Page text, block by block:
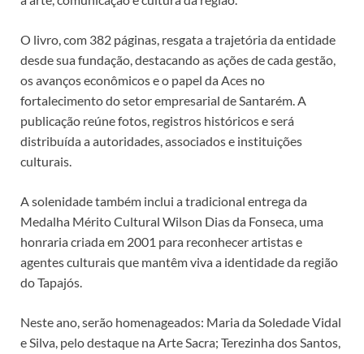
O livro, com 382 páginas, resgata a trajetória da entidade
desde sua fundação, destacando as ações de cada gestão,
os avanços econômicos e o papel da Aces no
fortalecimento do setor empresarial de Santarém. A
publicação reúne fotos, registros históricos e será
distribuída a autoridades, associados e instituições
culturais.
A solenidade também inclui a tradicional entrega da
Medalha Mérito Cultural Wilson Dias da Fonseca, uma
honraria criada em 2001 para reconhecer artistas e
agentes culturais que mantêm viva a identidade da região
do Tapajós.
Neste ano, serão homenageados: Maria da Soledade Vidal
e Silva, pelo destaque na Arte Sacra; Terezinha dos Santos,